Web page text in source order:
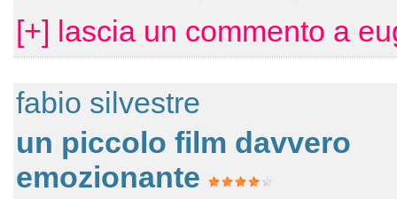
[+] lascia un commento a
fabio silvestre
un piccolo film davvero
emozionante